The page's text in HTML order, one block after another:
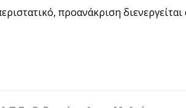
προανάκριση